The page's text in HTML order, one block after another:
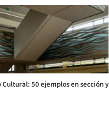
50 ejemplos en sección y